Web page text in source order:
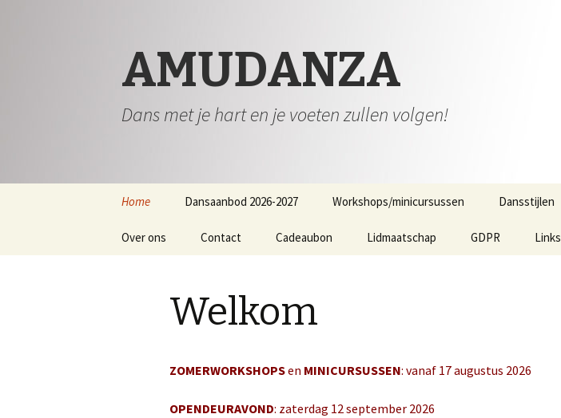
AMUDANZA
Dans met je hart en je voeten zullen volgen!
Spring
inhoud
Home Dansaanbod 2026-2027 Workshops/minicursussen Dansstijlen
Over ons Contact Cadeaubon Lidmaatschap GDPR Links
Welkom
ZOMERWORKSHOPSen MINICURSUSSEN: vanaf 17 augustus 2026
OPENDEURAVOND: zaterdag 12 september 2026